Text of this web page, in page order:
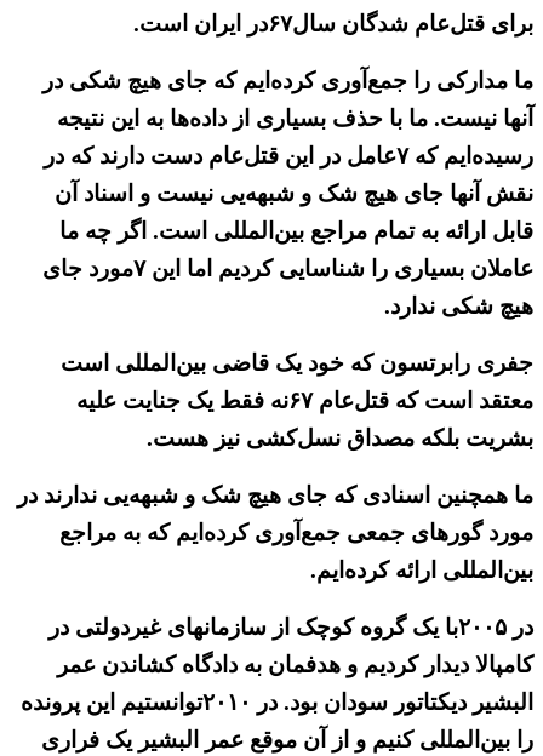
برای قتل‌عام شدگان سال۶۷در ایران است.
ما مدارکی را جمع‌آوری کرده‌ایم که جای هیچ شکی در
آنها نیست. ما با حذف بسیاری از داده‌ها به این نتیجه
رسیده‌ایم که ۷عامل در این قتل‌عام دست دارند که در
نقش آنها جای هیچ شک و شبهه‌یی نیست و اسناد آن
قابل ارائه به تمام مراجع بین‌المللی است. اگر‌ چه ما
عاملان بسیاری را شناسایی کردیم اما این ۷مورد جای
هیچ شکی ندارد.
جفری رابرتسون که خود یک قاضی بین‌المللی است
معتقد است که قتل‌عام ۶۷نه فقط یک جنایت علیه
بشریت بلکه مصداق نسل‌کشی نیز هست.
ما همچنین اسنادی که جای هیچ شک و شبهه‌یی ندارند در
مورد گورهای جمعی جمع‌آوری کرده‌ایم که به مراجع
بین‌المللی ارائه کرده‌ایم.
در ۲۰۰۵با یک گروه کوچک از سازمانهای غیردولتی در
کامپالا دیدار کردیم و هدفمان به دادگاه کشاندن عمر
البشیر دیکتاتور سودان بود. در ۲۰۱۰توانستیم این پرونده
را بین‌المللی کنیم و از آن موقع عمر البشیر یک فراری